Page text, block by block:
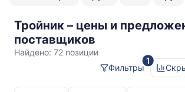
Тройник – цены и
поставщиков
Найдено: 72 позиции
1
Фильтры